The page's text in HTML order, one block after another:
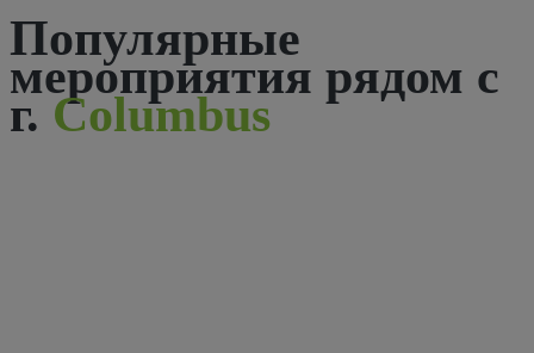
Популярные
мероприятия рядом с
г. Columbus